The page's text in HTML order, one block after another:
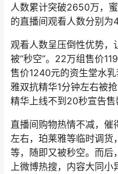
人数累计突破2650万，
的直播间观看人数分别为
观看人数呈压倒性优势，
被“秒空”。22万组售价
售价1240元的资生堂水
雅双抗精华1分钟左右被
精华上线不到20秒宣告售
直播间购物热情不减，催
左右，珀莱雅等临时调货
等，随即又被秒空。而后
上微博热搜，内容大同小